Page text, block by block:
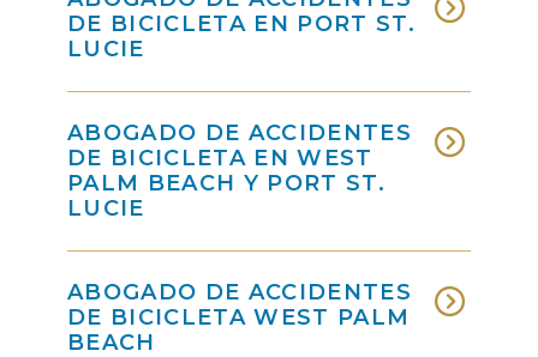
DE BICICLETA EN PORT ST.
LUCIE
ABOGADO DE ACCIDENTES
DE BICICLETA EN WEST
PALM BEACH Y PORT ST.
LUCIE
ABOGADO DE ACCIDENTES
DE BICICLETA WEST PALM
BEACH